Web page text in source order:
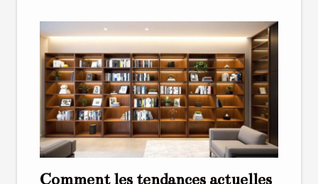
Comment les tendances actuelles